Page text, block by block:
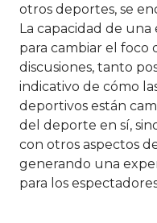
otros deportes, se
La capacidad de
para cambiar el foco
discusiones, tanto
indicativo de cómo
deportivos están
del deporte en sí,
con otros aspectos
generando una
para los